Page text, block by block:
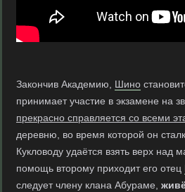
Закончив Академию, Шино
принимает участие в экзамене на
прекрасно справляется со всеми
деревню, во время которой он
Кукловоду удаётся взять верх над
помощь второму приходит его отец
следует члену клана Абураме,